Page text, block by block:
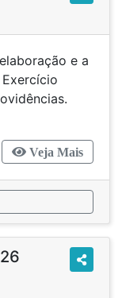
e a
Veja Mais